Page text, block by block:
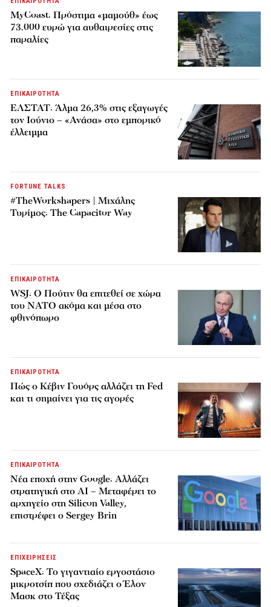
MyCoast: Πρόστιμα «μαμούθ» έως
73.000 ευρώ για αυθαιρεσίες στις
παραλίες
ΕΠΙΚΑΙΡΟΤΗΤΑ
ΕΛΣΤΑΤ: Άλμα 26,3% στις εξαγωγές
τον Ιούνιο – «Ανάσα» στο εμπορικό
έλλειμμα
FORTUNE TALKS
#TheWorkshapers | Μιχάλης
Τυρίμος: The Capacitor Way
ΕΠΙΚΑΙΡΟΤΗΤΑ
WSJ: Ο Πούτιν θα επιτεθεί σε χώρα
του ΝΑΤΟ ακόμα και μέσα στο
φθινόπωρο
ΕΠΙΚΑΙΡΟΤΗΤΑ
Πώς ο Κέβιν Γουόρς αλλάζει τη Fed
και τι σημαίνει για τις αγορές
ΕΠΙΚΑΙΡΟΤΗΤΑ
Νέα εποχή στην Google: Αλλάζει
στρατηγική στο AI – Μεταφέρει το
αρχηγείο στη Silicon Valley,
επιστρέφει ο Sergey Brin
ΕΠΙΧΕΙΡΗΣΕΙΣ
SpaceX: Το γιγαντιαίο εργοστάσιο
μικροτσίπ που σχεδιάζει ο Έλον
Μασκ στο Τέξας